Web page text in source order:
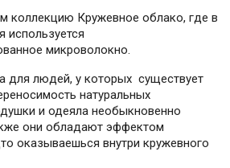
коллекцию Кружевное облако, где в
используется
микроволокно.
для людей, у которых существует
натуральных
и одеяла необыкновенно
они обладают эффектом
оказываешься внутри кружевного